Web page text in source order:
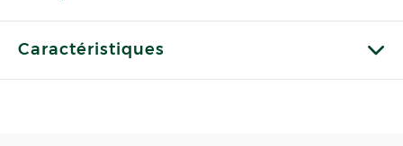
Caractéristiques